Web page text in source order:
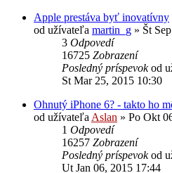
Apple prestáva byť inovatívny
od užívateľa martin_g » Št
3 Odpovedí
16725 Zobrazení
Posledný príspevokod
St Mar 25, 2015 10:30
Ohnutý iPhone 6? - takto ho
od užívateľa Aslan » Po Okt
1 Odpovedí
16257 Zobrazení
Posledný príspevokod
Ut Jan 06, 2015 17:44